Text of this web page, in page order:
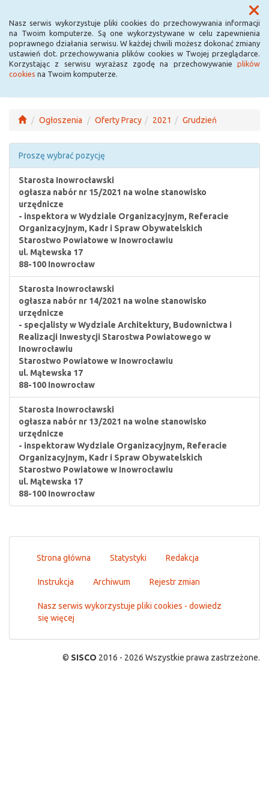
Nasz serwis wykorzystuje pliki cookies do przechowywania informacji
na Twoim komputerze. Są one wykorzystywane w celu zapewnienia
poprawnego działania serwisu. W każdej chwili możesz dokonać zmiany
ustawień dot. przechowywania plików cookies w Twojej przeglądarce.
Korzystając z serwisu wyrażasz zgodę na przechowywanie plików
cookies na Twoim komputerze.
Menu
Ogłoszenia Oferty Pracy 2021 Grudzień
Proszę wybrać pozycję
Starosta Inowrocławski
ogłasza nabór nr 15/2021 na wolne stanowisko
urzędnicze
- inspektora w Wydziale Organizacyjnym, Referacie
Organizacyjnym, Kadr i Spraw Obywatelskich
Starostwo Powiatowe w Inowrocławiu
ul. Mątewska 17
88-100 Inowrocław
Starosta Inowrocławski
ogłasza nabór nr 14/2021 na wolne stanowisko
urzędnicze
- specjalisty w Wydziale Architektury, Budownictwa i
Realizacji Inwestycji Starostwa Powiatowego w
Inowrocławiu
Starostwo Powiatowe w Inowrocławiu
ul. Mątewska 17
88-100 Inowrocław
Starosta Inowrocławski
ogłasza nabór nr 13/2021 na wolne stanowisko
urzędnicze
- inspektoraw Wydziale Organizacyjnym, Referacie
Organizacyjnym, Kadr i Spraw Obywatelskich
Starostwo Powiatowe w Inowrocławiu
ul. Mątewska 17
88-100 Inowrocław
Strona główna Statystyki Redakcja
Instrukcja Archiwum Rejestr zmian
Nasz serwis wykorzystuje pliki cookies - dowiedz
się więcej
© SISCO 2016 - 2026 Wszystkie prawa zastrzeżone.